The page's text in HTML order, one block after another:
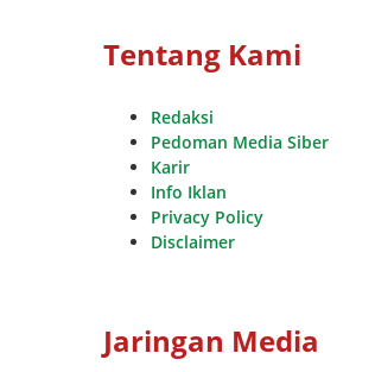
Tentang Kami
Redaksi
Pedoman Media Siber
Karir
Info Iklan
Privacy Policy
Disclaimer
Jaringan Media